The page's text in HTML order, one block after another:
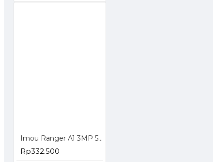
Imou Ranger A1 3MP 5MP Indoor Smart Security Camera
Rp332.500